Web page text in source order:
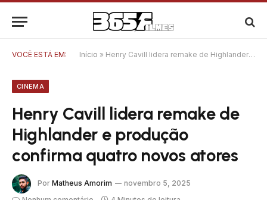
VOCÊ ESTÁ EM: Início » Henry Cavill lidera remake de Highlander e produção confirma quatro novos atores
CINEMA
Henry Cavill lidera remake de
Highlander e produção
confirma quatro novos atores
Por Matheus Amorim
novembro 5, 2025